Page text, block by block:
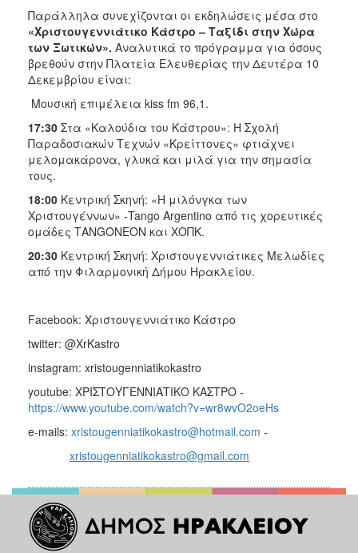
Παράλληλα συνεχίζονται οι εκδηλώσεις μέσα στο
«Χριστουγεννιάτικο Κάστρο – Ταξίδι στην Χώρα
των Ξωτικών». Αναλυτικά το πρόγραμμα για όσους
βρεθούν στην Πλατεία Ελευθερίας την Δευτέρα 10
Δεκεμβρίου είναι:
Μουσική επιμέλεια kiss fm 96,1.
17:30 Στα «Καλούδια του Κάστρου»: Η Σχολή
Παραδοσιακών Τεχνών «Κρείττονες» φτιάχνει
μελομακάρονα, γλυκά και μιλά για την σημασία
τους.
18:00 Κεντρική Σκηνή: «Η μιλόνγκα των
Χριστουγέννων» -Tango Argentinο από τις χορευτικές
ομάδες ΤANGONEON και ΧΟΠΚ.
20:30 Κεντρική Σκηνή: Χριστουγεννιάτικες Μελωδίες
από την Φιλαρμονική Δήμου Ηρακλείου.
Facebook: Χριστουγεννιάτικο Κάστρο
twitter: @XrKastro
instagram: xristougenniatikokastro
youtube: ΧΡΙΣΤΟΥΓΕΝΝΙΑΤΙΚΟ ΚΑΣΤΡΟ -
https://www.youtube.com/watch?v=wr8wvO2oeHs
e-mails: xristougenniatikokastro@hotmail.com -
xristougenniatikokastro@gmail.com